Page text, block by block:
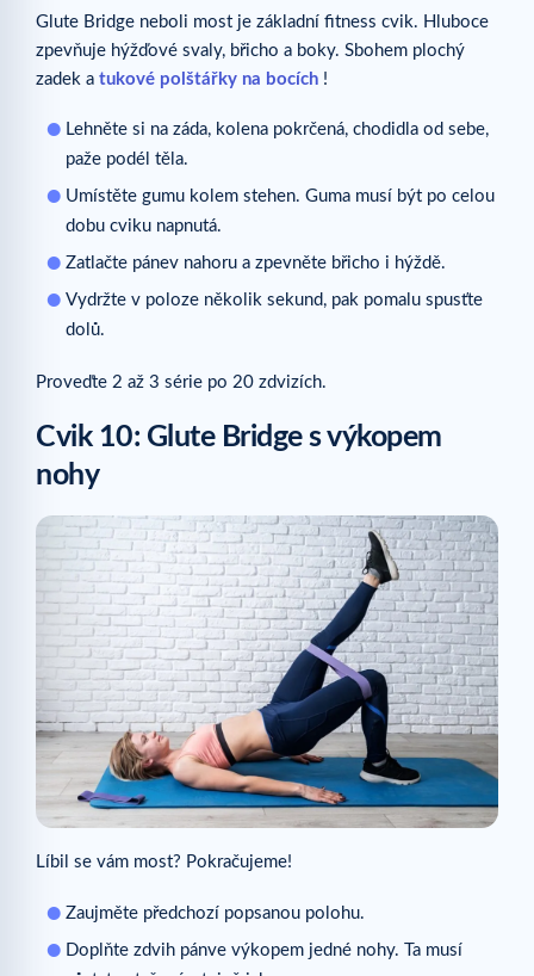
Glute Bridge neboli most je základní fitness cvik. Hluboce
zpevňuje hýžďové svaly, břicho a boky. Sbohem plochý
zadek a tukové polštářky na bocích !
Lehněte si na záda, kolena pokrčená, chodidla od sebe,
paže podél těla.
Umístěte gumu kolem stehen. Guma musí být po celou
dobu cviku napnutá.
Zatlačte pánev nahoru a zpevněte břicho i hýždě.
Vydržte v poloze několik sekund, pak pomalu spusťte
dolů.
Proveďte 2 až 3 série po 20 zdvizích.
Cvik 10: Glute Bridge s výkopem
nohy
Líbil se vám most? Pokračujeme!
Zaujměte předchozí popsanou polohu.
Doplňte zdvih pánve výkopem jedné nohy. Ta musí